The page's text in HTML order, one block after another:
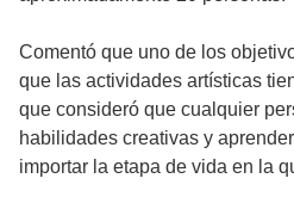
Comentó que uno de los
que las actividades artísticas
que consideró que cualquier
habilidades creativas y
importar la etapa de vida en la